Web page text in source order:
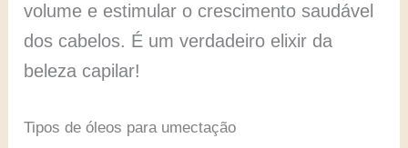
volume e estimular o crescimento saudável
dos cabelos. É um verdadeiro elixir da
beleza capilar!
Tipos de óleos para umectação